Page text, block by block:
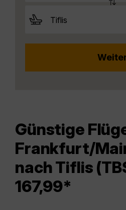
Günstige
Frankfurt/
nach Tiflis
167,99*